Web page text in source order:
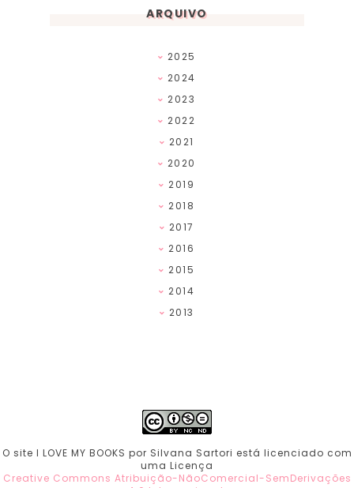
ARQUIVO
2025
2024
2023
2022
2021
2020
2019
2018
2017
2016
2015
2014
2013
O site I LOVE MY BOOKS por Silvana Sartori está licenciado com
uma Licença
Creative Commons Atribuição-NãoComercial-SemDerivações